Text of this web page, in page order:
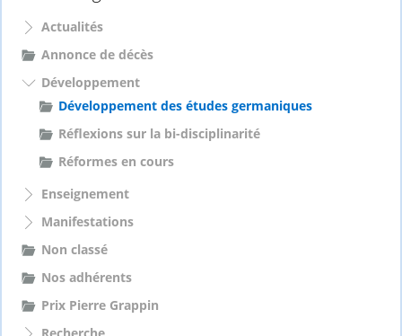
h
r
Actualités
Annonce de décès
Développement
Développement des études germaniques
Réflexions sur la bi-disciplinarité
Réformes en cours
Enseignement
Manifestations
Non classé
Nos adhérents
Prix Pierre Grappin
Recherche